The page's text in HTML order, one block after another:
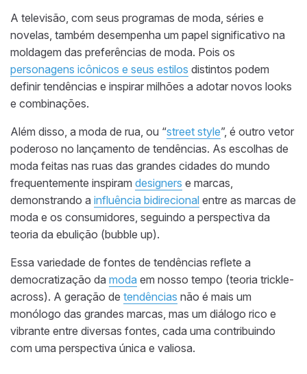
A televisão, com seus programas de moda, séries e
novelas, também desempenha um papel significativo na
moldagem das preferências de moda. Pois os
personagens icônicos e seus estilos distintos podem
definir tendências e inspirar milhões a adotar novos looks
e combinações.
Além disso, a moda de rua, ou “street style”, é outro vetor
poderoso no lançamento de tendências. As escolhas de
moda feitas nas ruas das grandes cidades do mundo
frequentemente inspiram designers e marcas,
demonstrando a influência bidirecional entre as marcas de
moda e os consumidores, seguindo a perspectiva da
teoria da ebulição (bubble up).
Essa variedade de fontes de tendências reflete a
democratização da moda em nosso tempo (teoria trickle-
across). A geração de tendências não é mais um
monólogo das grandes marcas, mas um diálogo rico e
vibrante entre diversas fontes, cada uma contribuindo
com uma perspectiva única e valiosa.